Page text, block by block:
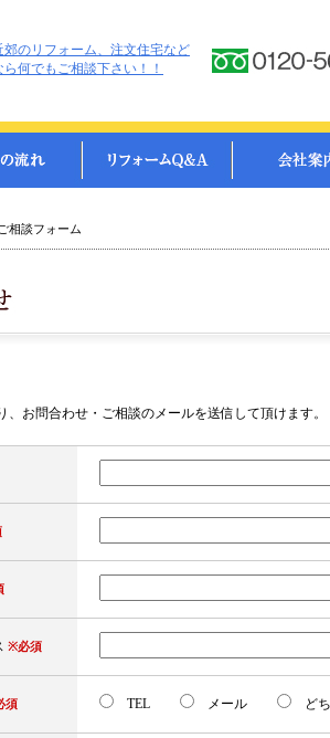
郊のリフォーム、注文住宅など
何でもご相談下さい！！
談フォーム
、お問合わせ・ご相談のメールを送信して頂けます。
※必須
須 TEL メール ど